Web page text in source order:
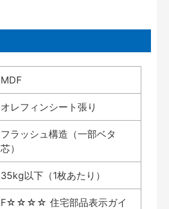
MDF
オレフィンシート張り
フラッシュ構造（一部ベタ
芯）
35kg以下（1枚あたり）
F☆☆☆☆ 住宅部品表示ガイ